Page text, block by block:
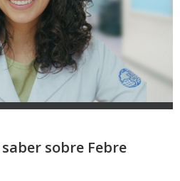
sobre Febre